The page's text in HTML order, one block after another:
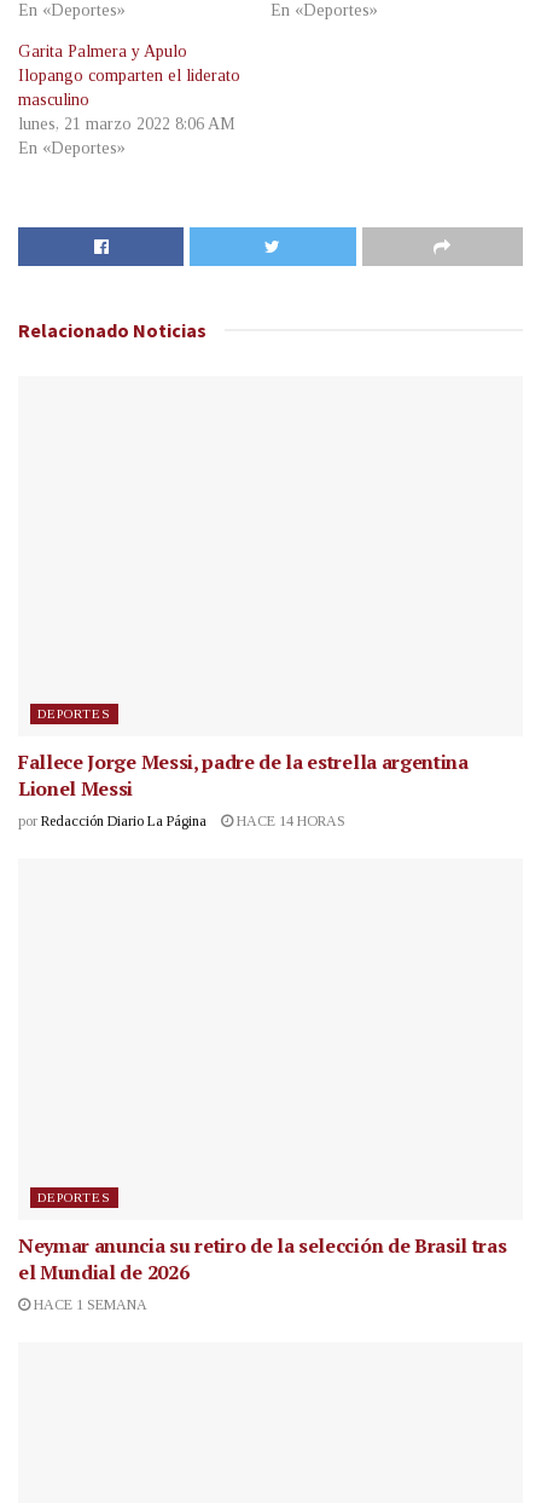
En «Deportes»
En «Deportes»
Garita Palmera y Apulo
Ilopango comparten el liderato
masculino
lunes, 21 marzo 2022 8:06 AM
En «Deportes»
Relacionado Noticias
DEPORTES
Fallece Jorge Messi, padre de la estrella argentina
Lionel Messi
por Redacción Diario La Página HACE 14 HORAS
DEPORTES
Neymar anuncia su retiro de la selección de Brasil tras
el Mundial de 2026
HACE 1 SEMANA